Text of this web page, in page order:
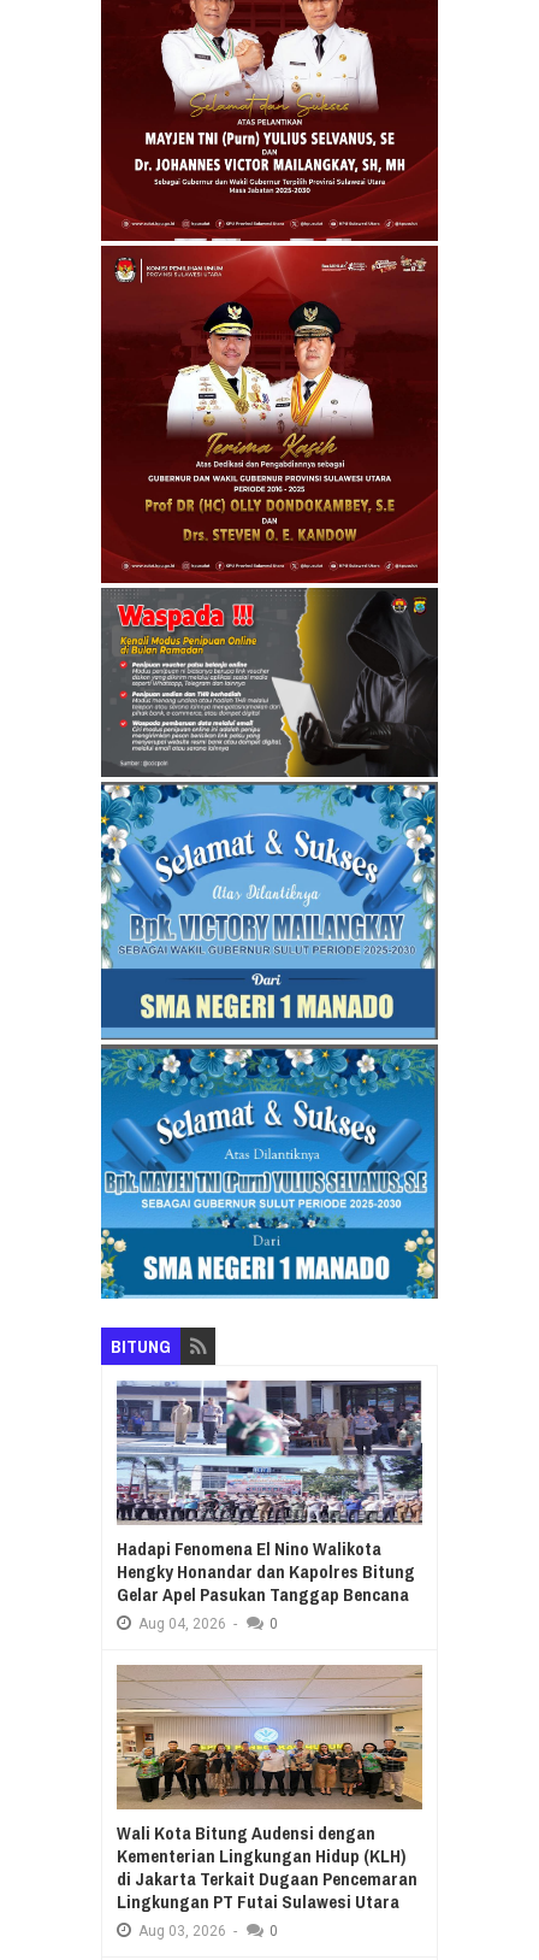
BITUNG
Hadapi Fenomena El Nino Walikota
Hengky Honandar dan Kapolres Bitung
Gelar Apel Pasukan Tanggap Bencana
Aug 04, 2026 - 0
Wali Kota Bitung Audensi dengan
Kementerian Lingkungan Hidup (KLH)
di Jakarta Terkait Dugaan Pencemaran
Lingkungan PT Futai Sulawesi Utara
Aug 03, 2026 - 0